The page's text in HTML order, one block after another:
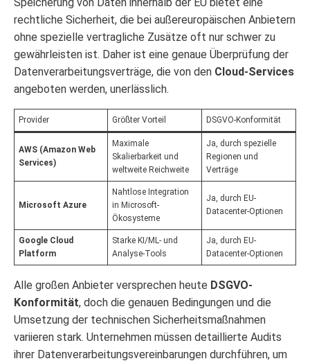
Speicherung von Daten innerhalb der EU bietet eine
rechtliche Sicherheit, die bei außereuropäischen Anbietern
ohne spezielle vertragliche Zusätze oft nur schwer zu
gewährleisten ist. Daher ist eine genaue Überprüfung der
Datenverarbeitungsverträge, die von den Cloud-Services
angeboten werden, unerlässlich.
Provider Größter Vorteil DSGVO-Konformität
AWS (Amazon Web
Services)
Maximale
Skalierbarkeit und
weltweite Reichweite
Ja, durch spezielle
Regionen und
Verträge
Microsoft Azure
Nahtlose Integration
in Microsoft-
Ökosysteme
Ja, durch EU-
Datacenter-Optionen
Google Cloud
Platform
Starke KI/ML- und
Analyse-Tools
Ja, durch EU-
Datacenter-Optionen
Alle großen Anbieter versprechen heute DSGVO-
Konformität, doch die genauen Bedingungen und die
Umsetzung der technischen Sicherheitsmaßnahmen
variieren stark. Unternehmen müssen detaillierte Audits
ihrer Datenverarbeitungsvereinbarungen durchführen, um